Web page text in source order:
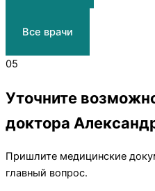
Все врачи
05
Уточните
доктора
Пришлите медицинские
главный вопрос.